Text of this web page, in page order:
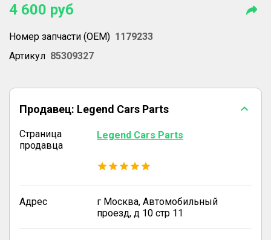
4 600 руб
Номер запчасти (OEM) 1179233
Артикул 85309327
Продавец: Legend Cars Parts
Страница
продавца
Legend Cars Parts
Адрес
г Москва, Автомобильный
проезд, д 10 стр 11